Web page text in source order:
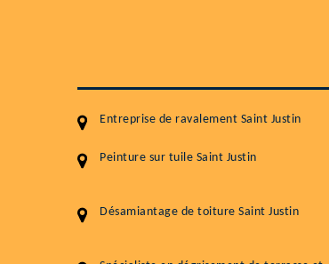
Entreprise de ravalement Saint Justin
Peinture sur tuile Saint Justin
Désamiantage de toiture Saint Justin